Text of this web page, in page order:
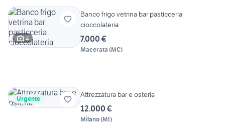
4
Banco frigo vetrina bar pasticceria
cioccolateria
7.000 €
Macerata (MC)
Urgente Attrezzatura bar e osteria
12.000 €
Milano(MI)